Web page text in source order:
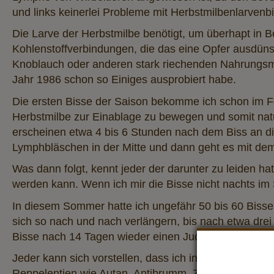
und links keinerlei Probleme mit
Die Larve der Herbstmilbe benötigt, um überhapt in
Kohlenstoffverbindungen, die das eine Opfer
Knoblauch oder anderen stark riechenden
Jahr 1986 schon so Einiges ausprobiert habe.
Die ersten Bisse der Saison bekomme ich schon im
Herbstmilbe zur Einablage zu bewegen und somit
erscheinen etwa 4 bis 6 Stunden nach dem Biss an
Lymphbläschen in der Mitte und dann geht es mit
Was dann folgt, kennt jeder der darunter zu leiden
werden kann. Wenn ich mir die Bisse nicht nachts
In diesem Sommer hatte ich ungefähr 50 bis 60
sich so nach und nach verlängern, bis nach etwa
Bisse nach 14 Tagen wieder einen Juckreizschub
Jeder kann sich vorstellen, dass ich in den vielen